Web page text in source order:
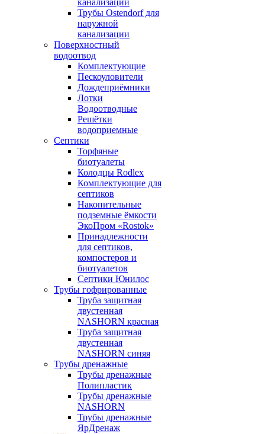
канализации
Трубы Ostendorf для
наружной
канализации
Поверхностный
водоотвод
Комплектующие
Пескоуловители
Дождеприёмники
Лотки
Водоотводные
Решётки
водоприемные
Септики
Торфяные
биотуалеты
Колодцы Rodlex
Комплектующие для
септиков
Накопительные
подземные ёмкости
ЭкоПром «Rostok»
Принадлежности
для септиков,
компостеров и
биотуалетов
Септики Юнилос
Трубы гофрированные
Труба защитная
двустенная
NASHORN красная
Труба защитная
двустенная
NASHORN синяя
Трубы дренажные
Трубы дренажные
Полипластик
Трубы дренажные
NASHORN
Трубы дренажные
ЯрДренаж